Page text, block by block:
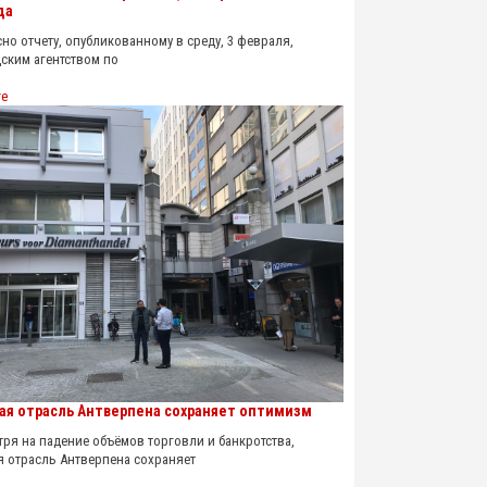
отчету, опубликованному в среду, 3 февраля,
агентством по
отрасль Антверпена сохраняет оптимизм
на падение объёмов торговли и банкротства,
отрасль Антверпена сохраняет